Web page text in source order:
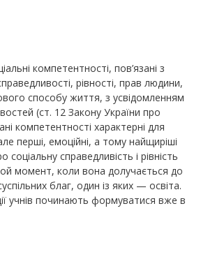
компетентності, пов’язані з
рівності, прав людини,
способу життя, з усвідомленням
(ст. 12 Закону України про
компетентності характерні для
перші, емоційні, а тому найщиріші
справедливість і рівність
момент, коли вона долучається до
благ, один із яких — освіта.
учнів починають формуватися вже в